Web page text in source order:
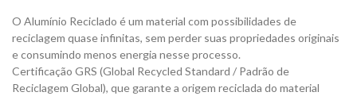
O Alumínio Reciclado é um material com possibilidades de
reciclagem quase infinitas, sem perder suas propriedades originais
e consumindo menos energia nesse processo.
Certificação GRS (Global Recycled Standard / Padrão de
Reciclagem Global), que garante a origem reciclada do material